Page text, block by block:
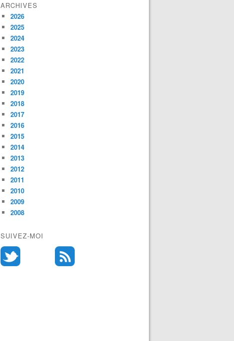
ARCHIVES
2026
2025
2024
2023
2022
2021
2020
2019
2018
2017
2016
2015
2014
2013
2012
2011
2010
2009
2008
SUIVEZ-MOI